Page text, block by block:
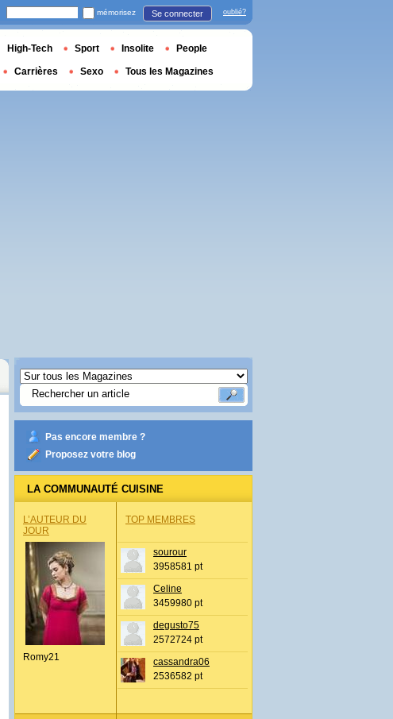
Pas encore membre ?
Proposez votre blog
LA COMMUNAUTÉ CUISINE
L’AUTEUR DU
JOUR
Romy21
TOP MEMBRES
sourour
3958581 pt
Celine
3459980 pt
degusto75
2572724 pt
cassandra06
2536582 pt
mémorisez Se connecter oublié?
High-Tech Sport Insolite People
Carrières Sexo Tous les Magazines